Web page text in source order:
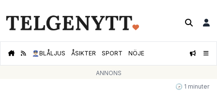
👮🏻‍♂️BLÅLJUS ÅSIKTER SPORT NÖJE
ANNONS
🕝 1 minuter